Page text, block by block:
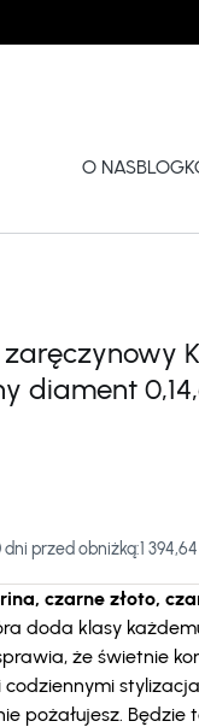
O NASBLOG
zaręczynowy
diament
dni przed obniżką:1 394,64
czarne złoto,
doda klasy
że świetnie
codziennymi
pożałujesz. Będzie